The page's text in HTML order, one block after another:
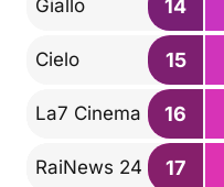
Giallo 14
Cielo 15
La7 Cinema 16
RaiNews 24 17